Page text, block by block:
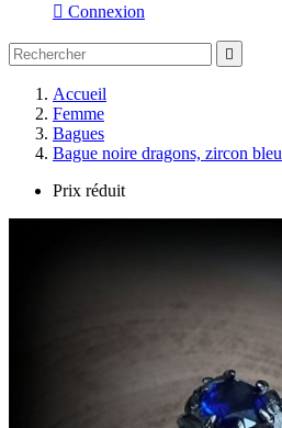
 Connexion

Accueil
Femme
Bagues
Bague noire dragons, zircon bleu
Prix réduit